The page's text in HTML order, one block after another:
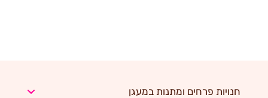
חנויות פרחים ומתנות במעגן